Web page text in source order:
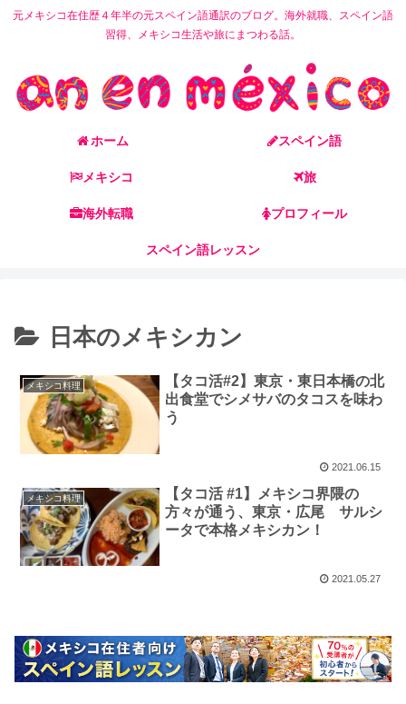
元メキシコ在住歴４年半の元スペイン語通訳のブログ。海外就職、スペイン語
習得、メキシコ生活や旅にまつわる話。
ホーム スペイン語
メキシコ 旅
海外転職 プロフィール
スペイン語レッスン
日本のメキシカン
メキシコ料理
【タコ活#2】東京・東日本橋の北
出食堂でシメサバのタコスを味わ
う
2021.06.15
メキシコ料理
【タコ活 #1】メキシコ界隈の
方々が通う、東京・広尾 サルシ
ータで本格メキシカン！
2021.05.27